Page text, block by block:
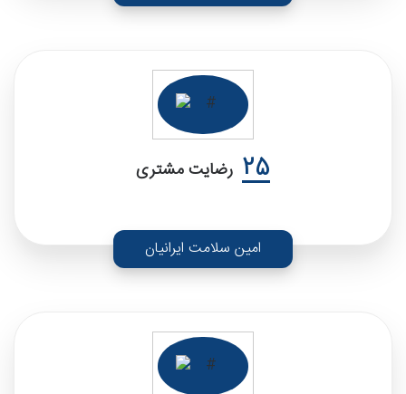
25 رضایت مشتری
امین سلامت ایرانیان